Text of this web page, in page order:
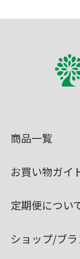
商品一覧
お買い物ガイ
定期便につい
ショップ/ブラ